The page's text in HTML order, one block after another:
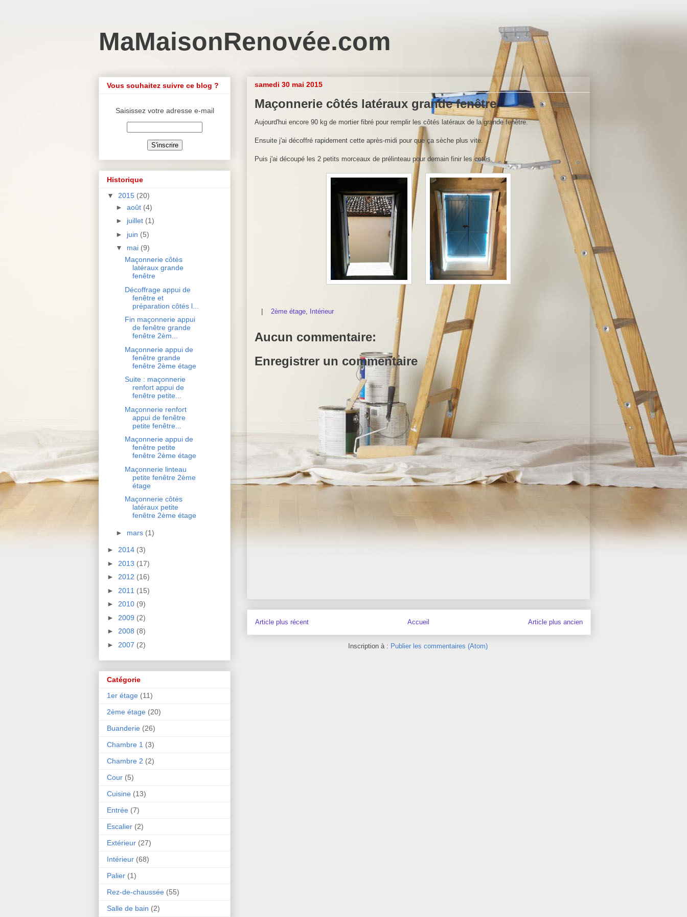
MaMaisonRenovée.com
samedi 30 mai 2015
Maçonnerie côtés latéraux grande fenêtre
Aujourd'hui encore 90 kg de mortier fibré pour remplir les côtés latéraux de la grande fenêtre.
Ensuite j'ai décoffré rapidement cette après-midi pour que ça sèche plus vite.
Puis j'ai découpé les 2 petits morceaux de prélinteau pour demain finir les cotés.
| 2ème étage Intérieur
Aucun commentaire:
Enregistrer un commentaire
Article plus récent Article plus ancien
Accueil
Inscription à : Publier les commentaires (Atom)
Vous souhaitez suivre ce blog ?
Saisissez votre adresse e-mail
Historique
▼ 2015 (20)
► août (4)
► juillet (1)
► juin (5)
▼ mai (9)
Maçonnerie côtés
latéraux grande
fenêtre
Décoffrage appui de
fenêtre et
préparation côtés l...
Fin maçonnerie appui
de fenêtre grande
fenêtre 2èm...
Maçonnerie appui de
fenêtre grande
fenêtre 2ème étage
Suite : maçonnerie
renfort appui de
fenêtre petite...
Maçonnerie renfort
appui de fenêtre
petite fenêtre...
Maçonnerie appui de
fenêtre petite
fenêtre 2ème étage
Maçonnerie linteau
petite fenêtre 2ème
étage
Maçonnerie côtés
latéraux petite
fenêtre 2ème étage
► mars (1)
► 2014 (3)
► 2013 (17)
► 2012 (16)
► 2011 (15)
► 2010 (9)
► 2009 (2)
► 2008 (8)
► 2007 (2)
Catégorie
1er étage (11)
2ème étage (20)
Buanderie (26)
Chambre 1 (3)
Chambre 2 (2)
Cour (5)
Cuisine (13)
Entrée (7)
Escalier (2)
Extérieur (27)
Intérieur (68)
Palier (1)
Rez-de-chaussée (55)
Salle de bain (2)